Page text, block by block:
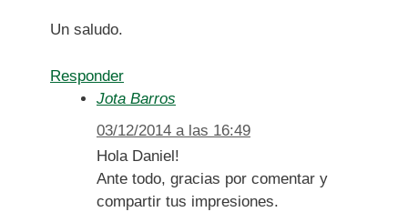
Un saludo.
Responder
Jota Barros
03/12/2014 a las 16:49
Hola Daniel!
Ante todo, gracias por comentar y
compartir tus impresiones.